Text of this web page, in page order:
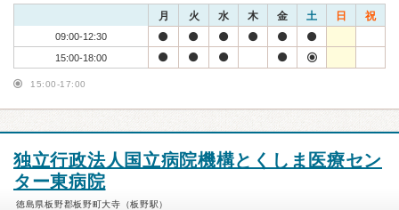
月 火 水 木 金 土 日 祝
09:00-12:30
15:00-18:00
15:00-17:00
独立行政法人国立病院機構とくしま医療セン
ター東病院
徳島県板野郡板野町大寺（板野駅）